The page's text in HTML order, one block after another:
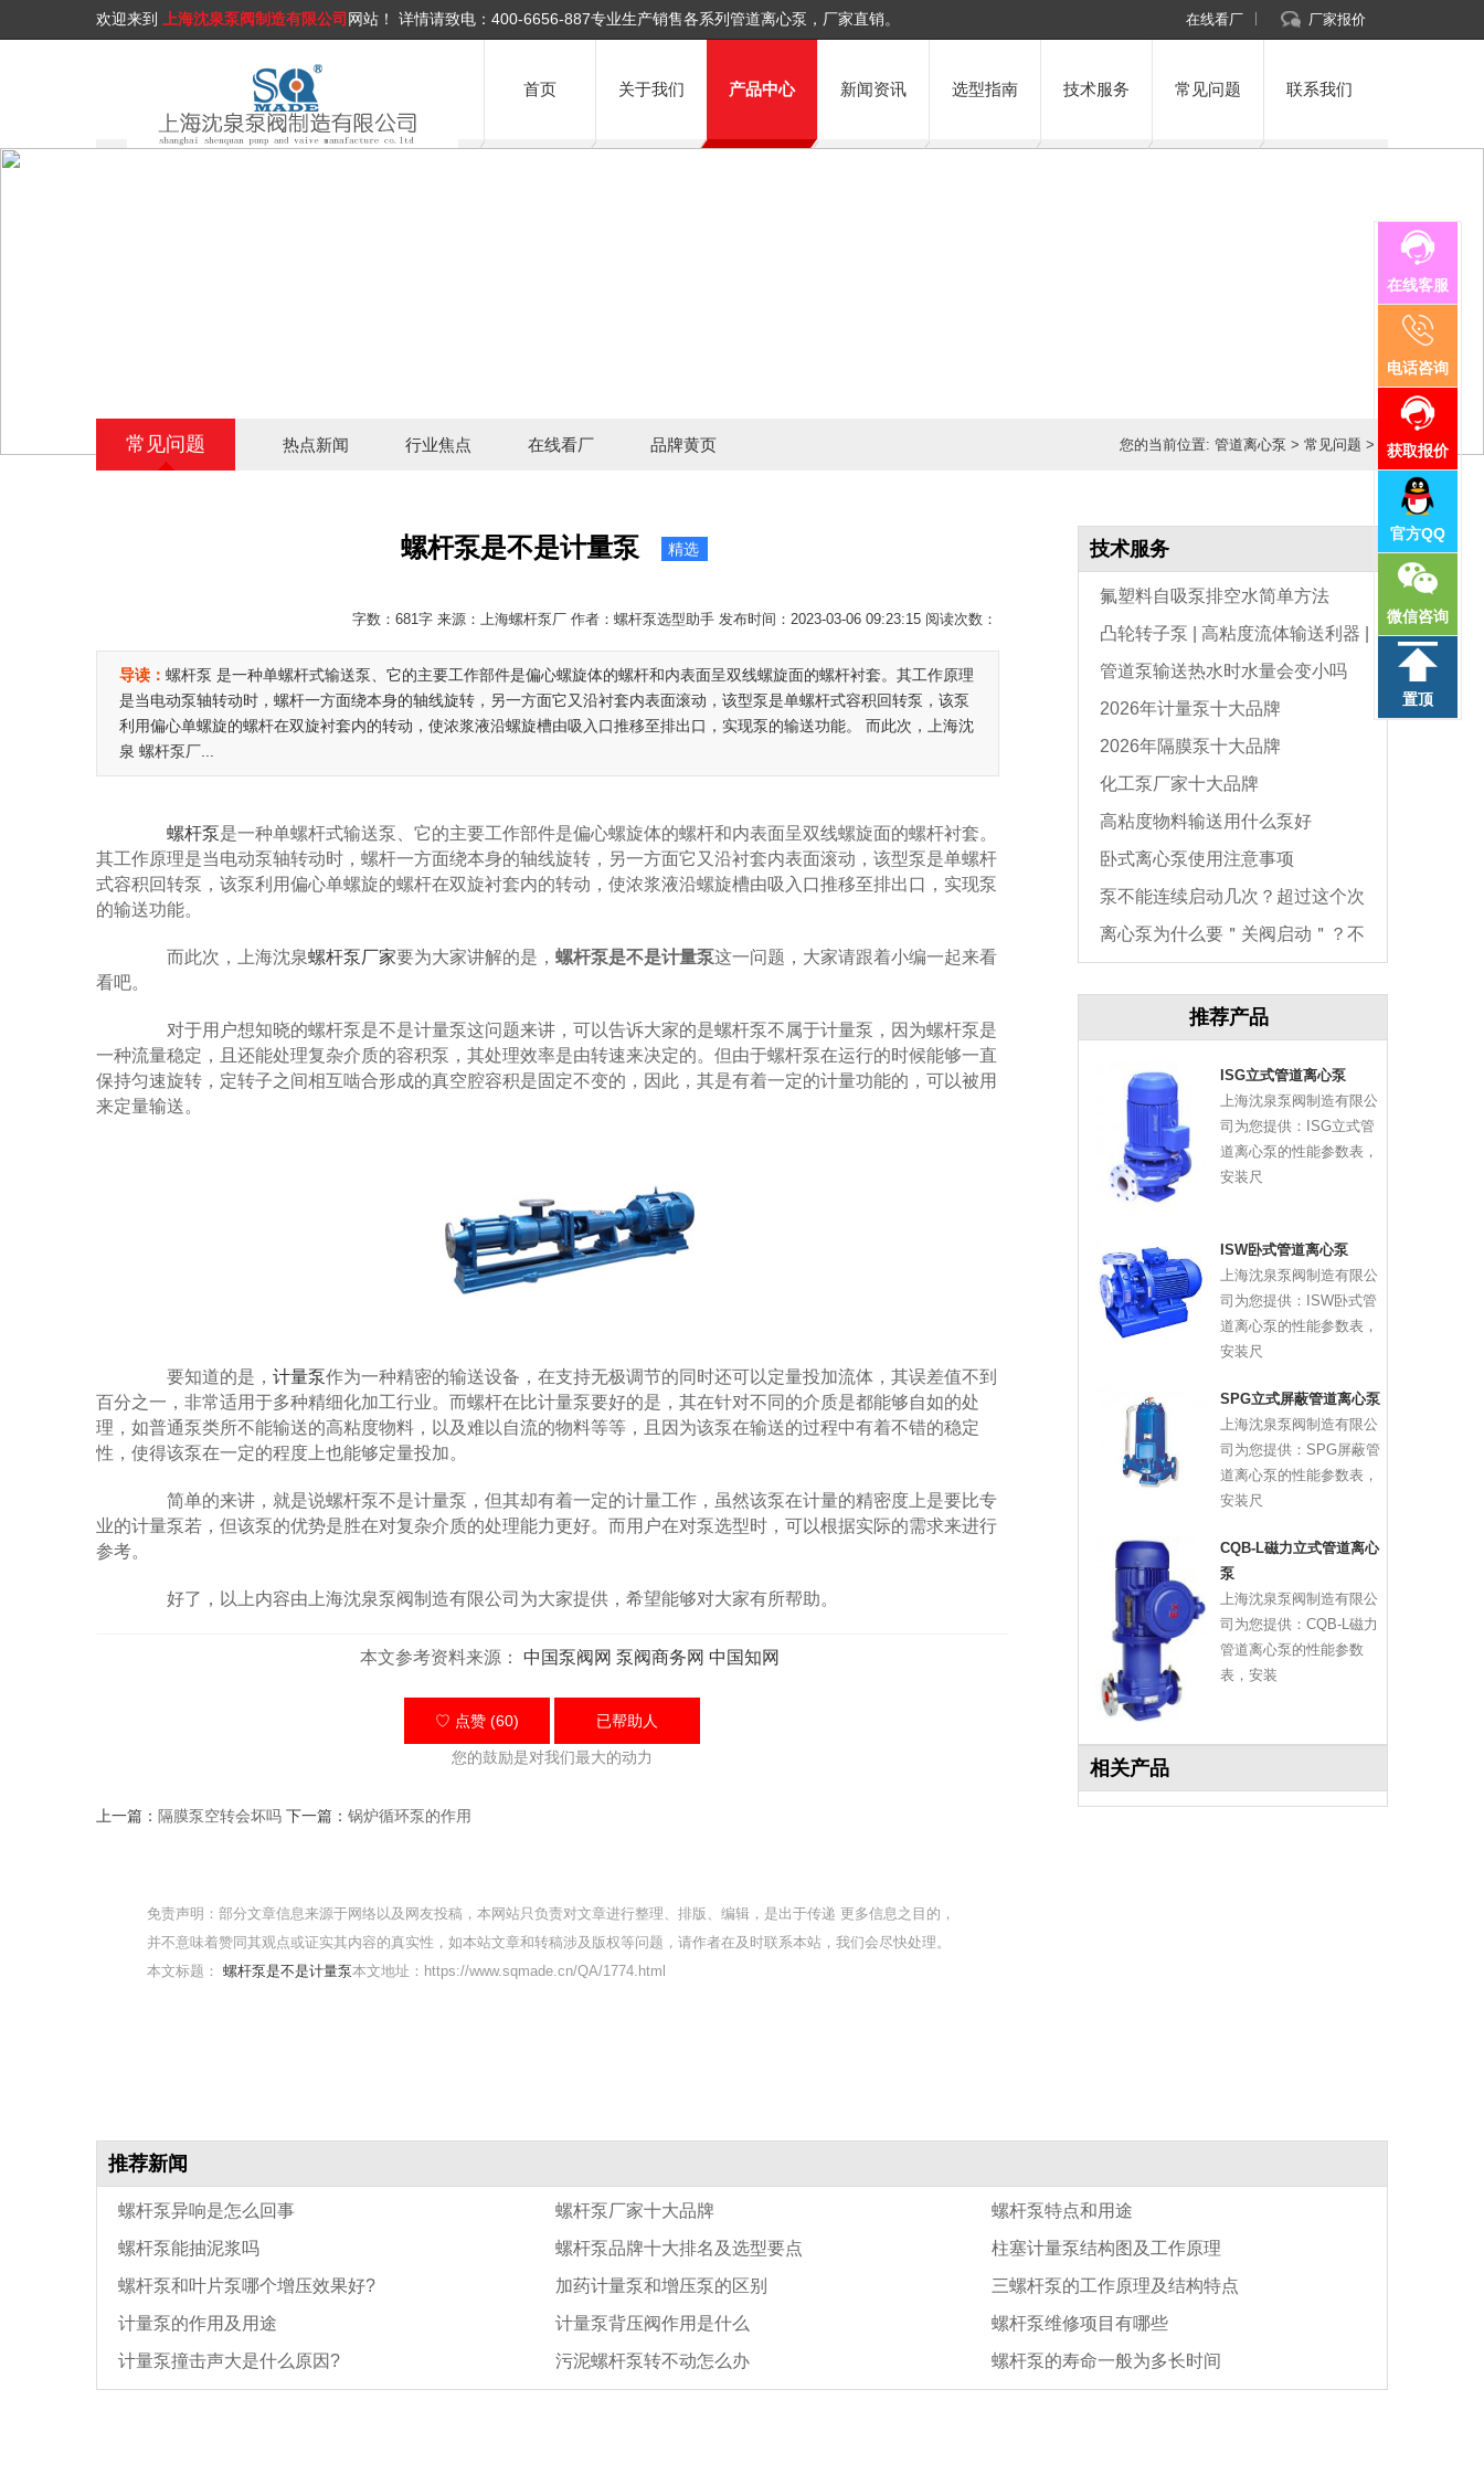
欢迎来到 上海沈泉泵阀制造有限公司 网站！ 详情请致电： 400-6656-887专业生产销售各系列管道离心泵，厂家直销。 在线看厂 厂家报价
首页 关于我们 产品中心 新闻资讯 选型指南 技术服务 常见问题 联系我们
在线客服
电话咨询
获取报价
官方QQ
微信咨询
置顶
常见问题 热点新闻 行业焦点 在线看厂 品牌黄页 您的当前位置:管道离心泵 >常见问题 >
螺杆泵是不是计量泵 精选
字数：681字 来源：上海螺杆泵厂 作者：螺杆泵选型助手 发布时间：2023-03-06 09:23:15 阅读次数：
导读： 螺杆泵 是一种单螺杆式输送泵、它的主要工作部件是偏心螺旋体的螺杆和内表面呈双线螺旋面的螺杆衬套。其工作原理
是当电动泵轴转动时，螺杆一方面绕本身的轴线旋转，另一方面它又沿衬套内表面滚动，该型泵是单螺杆式容积回转泵，该泵
利用偏心单螺旋的螺杆在双旋衬套内的转动，使浓浆液沿螺旋槽由吸入口推移至排出口，实现泵的输送功能。 而此次，上海沈
泉 螺杆泵厂...
螺杆泵是一种单螺杆式输送泵、它的主要工作部件是偏心螺旋体的螺杆和内表面呈双线螺旋面的螺杆衬套。
其工作原理是当电动泵轴转动时，螺杆一方面绕本身的轴线旋转，另一方面它又沿衬套内表面滚动，该型泵是单螺杆
式容积回转泵，该泵利用偏心单螺旋的螺杆在双旋衬套内的转动，使浓浆液沿螺旋槽由吸入口推移至排出口，实现泵
的输送功能。
而此次，上海沈泉螺杆泵厂家要为大家讲解的是， 螺杆泵是不是计量泵这一问题，大家请跟着小编一起来看
看吧。
对于用户想知晓的螺杆泵是不是计量泵这问题来讲，可以告诉大家的是螺杆泵不属于计量泵，因为螺杆泵是
一种流量稳定，且还能处理复杂介质的容积泵，其处理效率是由转速来决定的。但由于螺杆泵在运行的时候能够一直
保持匀速旋转，定转子之间相互啮合形成的真空腔容积是固定不变的，因此，其是有着一定的计量功能的，可以被用
来定量输送。
要知道的是， 计量泵作为一种精密的输送设备，在支持无极调节的同时还可以定量投加流体，其误差值不到
百分之一，非常适用于多种精细化加工行业。而螺杆在比计量泵要好的是，其在针对不同的介质是都能够自如的处
理，如普通泵类所不能输送的高粘度物料，以及难以自流的物料等等，且因为该泵在输送的过程中有着不错的稳定
性，使得该泵在一定的程度上也能够定量投加。
简单的来讲，就是说螺杆泵不是计量泵，但其却有着一定的计量工作，虽然该泵在计量的精密度上是要比专
业的计量泵若，但该泵的优势是胜在对复杂介质的处理能力更好。而用户在对泵选型时，可以根据实际的需求来进行
参考。
好了，以上内容由上海沈泉泵阀制造有限公司为大家提供，希望能够对大家有所帮助。
本文参考资料来源： 中国泵阀网 泵阀商务网 中国知网
♡ 点赞 (60) 已帮助人
您的鼓励是对我们最大的动力
上一篇： 隔膜泵空转会坏吗 下一篇： 锅炉循环泵的作用
免责声明：部分文章信息来源于网络以及网友投稿，本网站只负责对文章进行整理、排版、编辑，是出于传递 更多信息之目的，
并不意味着赞同其观点或证实其内容的真实性，如本站文章和转稿涉及版权等问题，请作者在及时联系本站，我们会尽快处理。
本文标题： 螺杆泵是不是计量泵本文地址：https://www.sqmade.cn/QA/1774.html
技术服务
氟塑料自吸泵排空水简单方法
凸轮转子泵 | 高粘度流体输送利器 |
选型与维护全指南
管道泵输送热水时水量会变小吗
2026年计量泵十大品牌
2026年隔膜泵十大品牌
化工泵厂家十大品牌
高粘度物料输送用什么泵好
卧式离心泵使用注意事项
泵不能连续启动几次？超过这个次
数，电机必坏
离心泵为什么要＂关阀启动＂？不
推荐产品
ISG立式管道离心泵
上海沈泉泵阀制造有限公
司为您提供：ISG立式管
道离心泵的性能参数表，
安装尺
ISW卧式管道离心泵
上海沈泉泵阀制造有限公
司为您提供：ISW卧式管
道离心泵的性能参数表，
安装尺
SPG立式屏蔽管道离心泵
上海沈泉泵阀制造有限公
司为您提供：SPG屏蔽管
道离心泵的性能参数表，
安装尺
CQB-L磁力立式管道离心
泵
上海沈泉泵阀制造有限公
司为您提供：CQB-L磁力
管道离心泵的性能参数
表，安装
相关产品
推荐新闻
螺杆泵异响是怎么回事 螺杆泵厂家十大品牌
螺杆泵特点和用途
螺杆泵能抽泥浆吗
螺杆泵品牌十大排名及选型要点
柱塞计量泵结构图及工作原理
螺杆泵和叶片泵哪个增压效果好?
加药计量泵和增压泵的区别
三螺杆泵的工作原理及结构特点
计量泵的作用及用途
计量泵背压阀作用是什么
螺杆泵维修项目有哪些
计量泵撞击声大是什么原因?
污泥螺杆泵转不动怎么办 螺杆泵的寿命一般为多长时间